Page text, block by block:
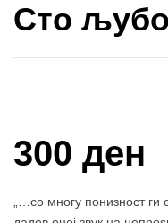
Сто
300 ден
„…со многу понизност ги